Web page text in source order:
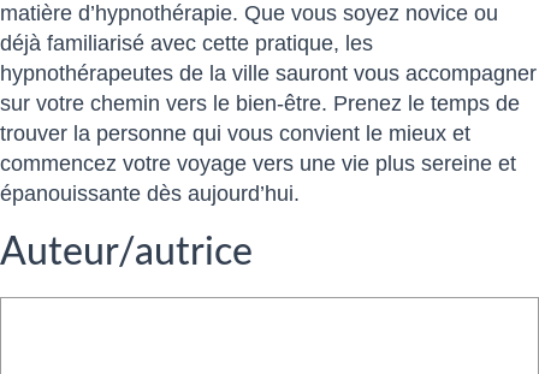
matière d’hypnothérapie. Que vous soyez novice ou
déjà familiarisé avec cette pratique, les
hypnothérapeutes de la ville sauront vous accompagner
sur votre chemin vers le bien-être. Prenez le temps de
trouver la personne qui vous convient le mieux et
commencez votre voyage vers une vie plus sereine et
épanouissante dès aujourd’hui.
Auteur/autrice